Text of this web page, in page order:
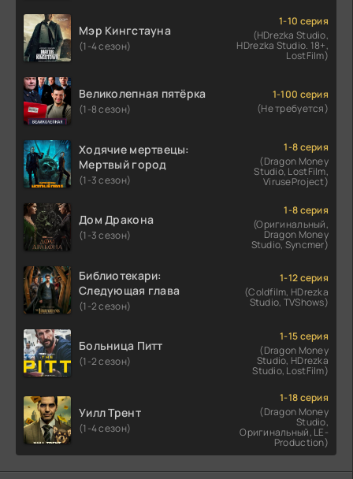
Мэр Кингстауна
(1-4 сезон)
1-10 серия
(HDrezka Studio,
HDrezka Studio. 18+,
LostFilm)
Великолепная пятёрка
(1-8 сезон)
1-100 серия
(Не требуется)
Ходячие мертвецы:
Мертвый город
(1-3 сезон)
1-8 серия
(Dragon Money
Studio, LostFilm,
ViruseProject)
Дом Дракона
(1-3 сезон)
1-8 серия
(Оригинальный,
Dragon Money
Studio, Syncmer)
Библиотекари:
Следующая глава
(1-2 сезон)
1-12 серия
(Coldfilm, HDrezka
Studio, TVShows)
Больница Питт
(1-2 сезон)
1-15 серия
(Dragon Money
Studio, HDrezka
Studio, LostFilm)
Уилл Трент
(1-4 сезон)
1-18 серия
(Dragon Money
Studio,
Оригинальный, LE-
Production)